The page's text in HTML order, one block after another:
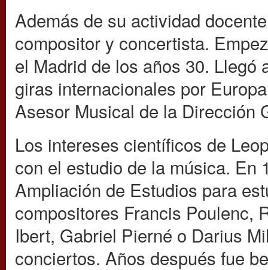
Además de su actividad
compositor y concertista.
el Madrid de los años 30.
giras internacionales por
Asesor Musical de la Dirección
Los intereses científicos de
con el estudio de la música. En
Ampliación de Estudios para
compositores Francis Poulenc,
Ibert, Gabriel Pierné o Darius
conciertos. Años después fue